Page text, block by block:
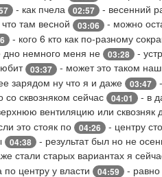
- как пчела 02:57
- весенний
там весной 03:06 - можно
- кого 6 кто как по-разному
дно немного меня не 03:28
-
03:37 - может это таком
зарядом ну что я и даже 03:47
со сквозняком сейчас 04:01
- в
вентиляцию или сквозняк
это стояк по 04:26
- центру
04:38 - результат был но не
стали старых вариантах я
центру у власти 04:59
-